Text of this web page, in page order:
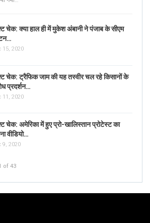
चेक: क्या हाल ही में मुकेश अंबानी ने पंजाब के सीएम
15, 2020
चेक: ट्रैफिक जाम की यह तस्वीर चल रहे किसानों के
प्रदर्शन…
11, 2020
चेक: अमेरिका में हुए प्रो-खालिस्तान प्रोटेस्ट का
वीडियो…
9, 2020
of 43